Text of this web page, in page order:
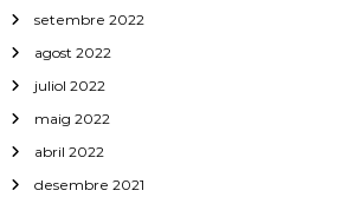
setembre 2022
agost 2022
juliol 2022
maig 2022
abril 2022
desembre 2021